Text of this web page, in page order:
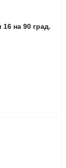
на 90 град.